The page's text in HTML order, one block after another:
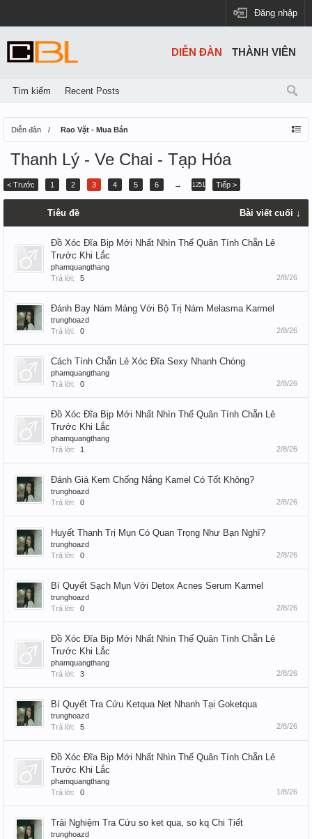
Đăng nhập
Diễn đàn Rao Vặt - Mua Bán
Thanh Lý - Ve Chai - Tạp Hóa
< Trước 1 2 3 4 5 6 → 1251 Tiếp >
Tiêu đề Bài viết cuối ↓
Đồ Xóc Đĩa Bịp Mới Nhất Nhìn Thế Quân Tính Chẵn Lẻ
Trước Khi Lắc
phamquangthang
Trả lời:
5 2/8/26
Đánh Bay Nám Mảng Với Bộ Trị Nám Melasma Karmel
trunghoazd
Trả lời:
0 2/8/26
Cách Tính Chẵn Lẻ Xóc Đĩa Sexy Nhanh Chóng
phamquangthang
Trả lời:
0 2/8/26
Đồ Xóc Đĩa Bịp Mới Nhất Nhìn Thế Quân Tính Chẵn Lẻ
Trước Khi Lắc
phamquangthang
Trả lời:
1 2/8/26
Đánh Giá Kem Chống Nắng Kamel Có Tốt Không?
trunghoazd
Trả lời:
0 2/8/26
Huyết Thanh Trị Mụn Có Quan Trọng Như Bạn Nghĩ?
trunghoazd
Trả lời:
0 2/8/26
Bí Quyết Sạch Mụn Với Detox Acnes Serum Karmel
trunghoazd
Trả lời:
0 2/8/26
Đồ Xóc Đĩa Bịp Mới Nhất Nhìn Thế Quân Tính Chẵn Lẻ
Trước Khi Lắc
phamquangthang
Trả lời:
3 2/8/26
Bí Quyết Tra Cứu Ketqua Net Nhanh Tại Goketqua
trunghoazd
Trả lời:
5 2/8/26
Đồ Xóc Đĩa Bịp Mới Nhất Nhìn Thế Quân Tính Chẵn Lẻ
Trước Khi Lắc
phamquangthang
Trả lời:
0 1/8/26
Trải Nghiệm Tra Cứu so ket qua, so kq Chi Tiết
trunghoazd
DIỄN ĐÀN
Tìm kiếm Recent Posts
THÀNH VIÊN